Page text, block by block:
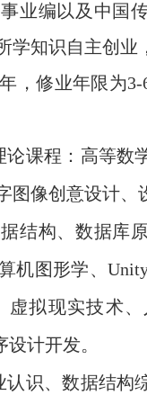
业编以及中国
学知识自主创业
，修业年限为3-
论课程：高等数
图像创意设计、
结构、数据库
机图形学、
虚拟现实技术
设计开发。
认识、数据结构